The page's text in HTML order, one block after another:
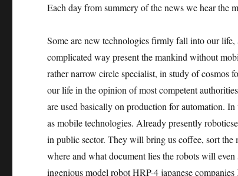
Each day from summery of the news we hear the
Some are new technologies firmly fall into our
complicated way present the mankind without
rather narrow circle specialist, in study of
our life in the opinion of most competent
are used basically on production for automation.
as mobile technologies. Already presently
in public sector. They will bring us coffee, sort
where and what document lies the robots will
ingenious model robot HRP-4 japanese